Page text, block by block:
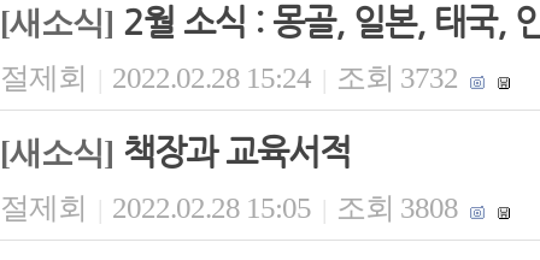
[새소식] 2월 소식 : 몽골, 일본, 태국,
절제회 | 2022.02.28 15:24 | 조회 3732
[새소식] 책장과 교육서적
절제회 | 2022.02.28 15:05 | 조회 3808